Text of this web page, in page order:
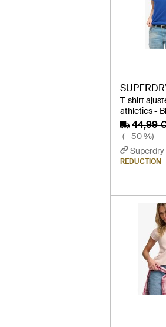
T-shirt
athletics -
44,99
(− 50 %)
Superdry
RÉDUCTION